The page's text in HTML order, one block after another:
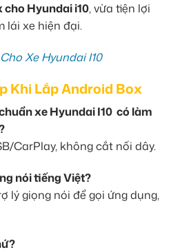
Hyundai i10, vừa tiện lợi
lái xe hiện đại.
Xe Hyundai I10
Khi Lắp Android Box
xe Hyundai I10 có làm
CarPlay, không cắt nối dây.
nói tiếng Việt?
lý giọng nói để gọi ứng dụng,